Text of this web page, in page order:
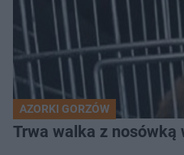
AZORKI GORZÓW
Trwa walka z nosówką